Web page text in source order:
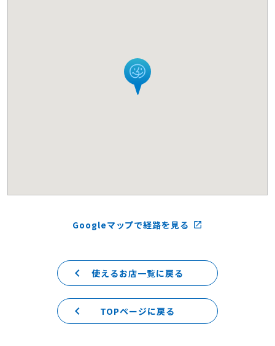
Googleマップで経路を見る launch
使えるお店一覧に戻る
keyboard_arrow_left
TOPページに戻る
keyboard_arrow_left